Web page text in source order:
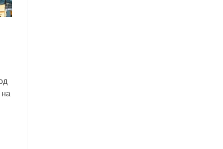
на